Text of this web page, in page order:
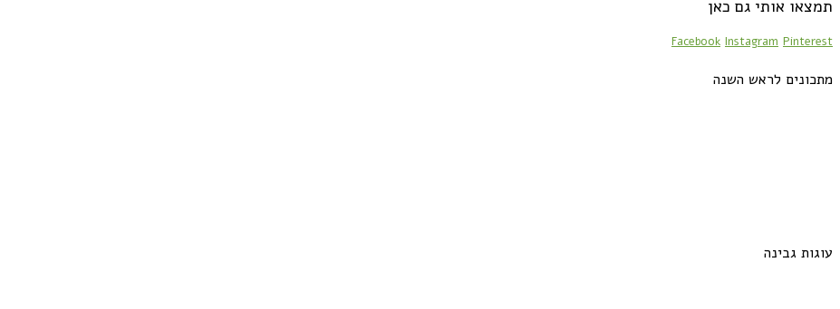
תמצאו אותי גם כאן
Facebook Instagram Pinterest
מתכונים לראש השנה
עוגות גבינה